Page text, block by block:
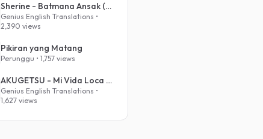
Sherine - Batmana Ansak (English Translation)
Genius English Translations •
2,390 views
Pikiran yang Matang
Perunggu • 1,757 views
AKUGETSU - Mi Vida Loca (VIVINOS - ALNST Sub : Till Part.1)
Genius English Translations •
1,627 views